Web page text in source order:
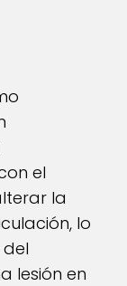
el
la
lo
lesión en